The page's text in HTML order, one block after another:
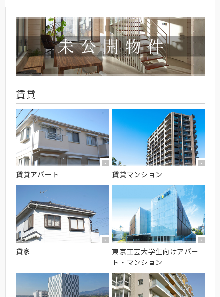
賃貸
賃貸アパート 賃貸マンション
貸家
東京工芸大学生向けアパー
ト・マンション